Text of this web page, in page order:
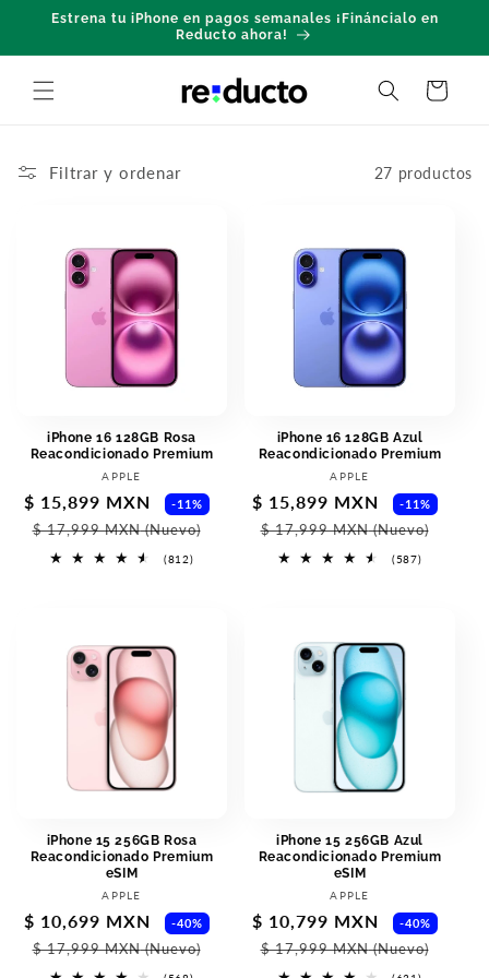
directamente
Estrena tu iPhone en pagos semanales ¡Fináncialo en
Reducto ahora!
Carrito
Filtrar y ordenar 27 productos
iPhone 16 128GB Rosa
Reacondicionado Premium
Proveedor:
APPLE
Precio
de
oferta
$ 15,899 MXN -11%
Precio
habitual
$ 17,999 MXN(Nuevo)
(812)812
iPhone 16 128GB Azul
Reacondicionado Premium
Proveedor:
APPLE
Precio
de
oferta
$ 15,899 MXN -11%
$ 17,999 MXN(Nuevo)
(587)587
iPhone 15 256GB Rosa
Reacondicionado Premium
eSIM
Proveedor:
APPLE
Precio
de
oferta
$ 10,699 MXN -40%
Precio
habitual
$ 17,999 MXN(Nuevo)
iPhone 15 256GB Azul
Reacondicionado Premium
eSIM
Proveedor:
APPLE
Precio
de
oferta
$ 10,799 MXN -40%
$ 17,999 MXN(Nuevo)